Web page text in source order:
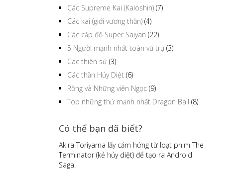
Các Supreme Kai (Kaioshin) (7)
Các kai (giới vương thần) (4)
Các cấp độ Super Saiyan (22)
5 Người mạnh nhất toàn vũ trụ (3)
Các thiên sứ (3)
Các thần Hủy Diệt (6)
Rồng và Những viên Ngọc (9)
Top những thứ mạnh nhất Dragon Ball (8)
Có thể bạn đã biết?
Akira Toriyama lấy cảm hứng từ loạt phim The
Terminator (kẻ hủy diệt) để tạo ra Android
Saga.